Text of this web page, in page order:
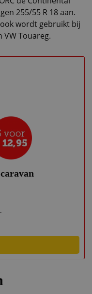
255/55 R 18 aan.
wordt gebruikt bij
VW Touareg.